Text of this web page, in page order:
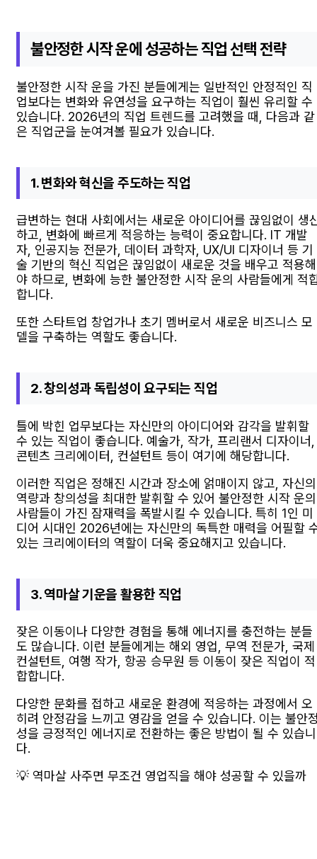
불안정한 시작 운에 성공하는 직업 선택 전략
불안정한 시작 운을 가진 분들에게는 일반적인 안정적인 직
업보다는 변화와 유연성을 요구하는 직업이 훨씬 유리할 수
있습니다. 2026년의 직업 트렌드를 고려했을 때, 다음과 같
은 직업군을 눈여겨볼 필요가 있습니다.
1. 변화와 혁신을 주도하는 직업
급변하는 현대 사회에서는 새로운 아이디어를 끊임없이 생
하고, 변화에 빠르게 적응하는 능력이 중요합니다. IT 개발
자, 인공지능 전문가, 데이터 과학자, UX/UI 디자이너 등 기
술 기반의 혁신 직업은 끊임없이 새로운 것을 배우고 적용해
야 하므로, 변화에 능한 불안정한 시작 운의 사람들에게 적
합니다.
또한 스타트업 창업가나 초기 멤버로서 새로운 비즈니스 모
델을 구축하는 역할도 좋습니다.
2. 창의성과 독립성이 요구되는 직업
틀에 박힌 업무보다는 자신만의 아이디어와 감각을 발휘할
수 있는 직업이 좋습니다. 예술가, 작가, 프리랜서 디자이너,
콘텐츠 크리에이터, 컨설턴트 등이 여기에 해당합니다.
이러한 직업은 정해진 시간과 장소에 얽매이지 않고, 자신의
역량과 창의성을 최대한 발휘할 수 있어 불안정한 시작 운의
사람들이 가진 잠재력을 폭발시킬 수 있습니다. 특히 1인 미
디어 시대인 2026년에는 자신만의 독특한 매력을 어필할
있는 크리에이터의 역할이 더욱 중요해지고 있습니다.
3. 역마살 기운을 활용한 직업
잦은 이동이나 다양한 경험을 통해 에너지를 충전하는 분들
도 많습니다. 이런 분들에게는 해외 영업, 무역 전문가, 국제
컨설턴트, 여행 작가, 항공 승무원 등 이동이 잦은 직업이 적
합합니다.
다양한 문화를 접하고 새로운 환경에 적응하는 과정에서 오
히려 안정감을 느끼고 영감을 얻을 수 있습니다. 이는 불안
성을 긍정적인 에너지로 전환하는 좋은 방법이 될 수 있습니
다.
💡 역마살 사주면 무조건 영업직을 해야 성공할 수 있을까